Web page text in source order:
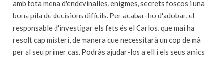
amb tota mena d'endevinalles, enigmes, secrets foscos i una
bona pila de decisions difícils. Per acabar-ho d'adobar, el
responsable d'investigar els fets és el Carlos, que mai ha
resolt cap misteri, de manera que necessitarà un cop de mà
per al seu primer cas. Podràs ajudar-los a ell i els seus amics